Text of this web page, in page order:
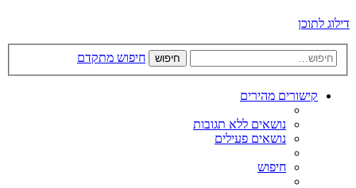
דילוג לתוכן
חיפוש חיפוש מתקדם
קישורים מהירים
נושאים ללא תגובות
נושאים פעילים
חיפוש